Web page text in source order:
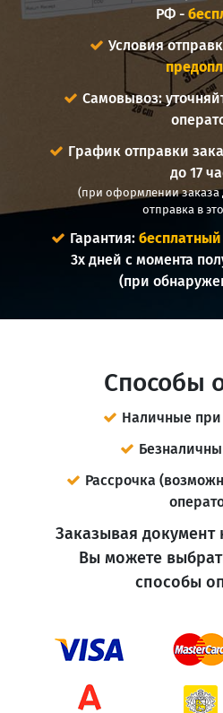
РФ -
Условия
Самовывоз:
График отправки
до 17
(при оформлении заказа
отправка в
Гарантия:
3х дней с момента
(при
Способы
Наличные при
Рассрочка
Заказывая документ
Вы можете
способы